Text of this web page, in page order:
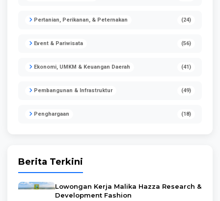
Pertanian, Perikanan, & Peternakan (24)
Event & Pariwisata (56)
Ekonomi, UMKM & Keuangan Daerah (41)
Pembangunan & Infrastruktur (49)
Penghargaan (18)
Berita Terkini
Lowongan Kerja Malika Hazza Research &
Development Fashion